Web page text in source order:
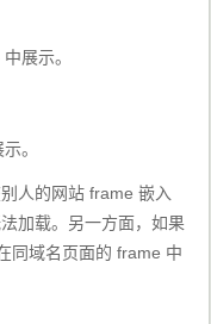
展示。
。
人的网站 frame 嵌入
加载。另一方面，如果
同域名页面的 frame 中